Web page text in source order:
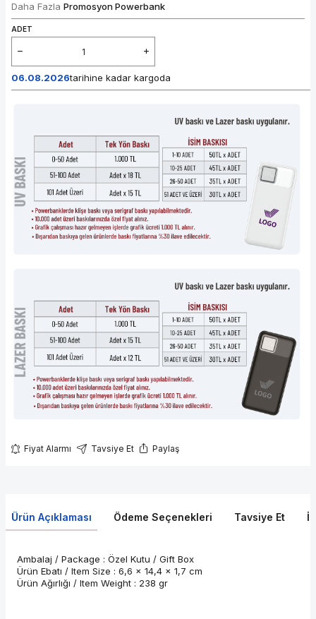
Daha Fazla Promosyon Powerbank
ADET
06.08.2026tarihine kadar kargoda
Fiyat Alarmı Tavsiye Et Paylaş
Ürün Açıklaması Ödeme Seçenekleri Tavsiye Et
Ambalaj / Package : Özel Kutu / Gift Box
Ürün Ebatı / Item Size : 6,6 x 14,4 x 1,7 cm
Ürün Ağırlığı / Item Weight : 238 gr